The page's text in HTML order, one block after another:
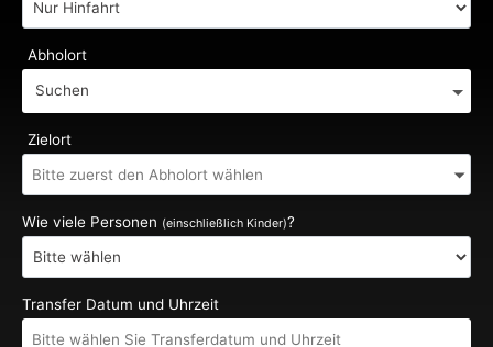
Abholort
Suchen
Zielort
Wie viele Personen (einschließlich Kinder)?
Transfer Datum und Uhrzeit